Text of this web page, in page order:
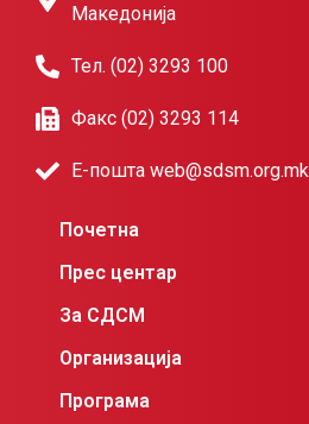
Македонија
Тел. (02) 3293 100
Факс (02) 3293 114
Е-пошта web@sdsm.org.mk
Почетна
Прес центар
За СДСМ
Организација
Програма